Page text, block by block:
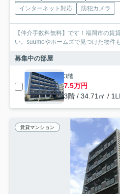
インターネット対応
防犯カメラ
【仲介手数料無料】です！福岡市の賃
い。suumoやホームズで見つけた物件
募集中の部屋
3階
7.5万円
3階 / 34.71㎡ /
賃貸マンション